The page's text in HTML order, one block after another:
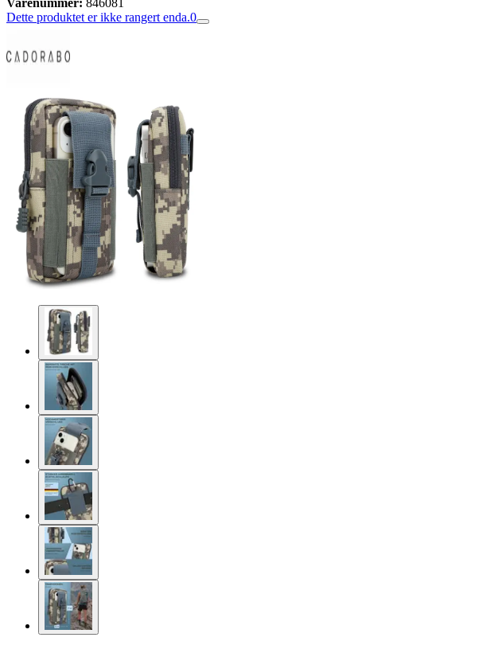
Varenummer: 846081
Dette produktet er ikke rangert enda.0